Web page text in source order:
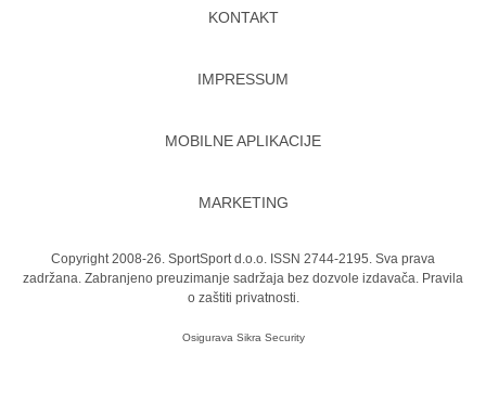
KONTAKT
IMPRESSUM
MOBILNE APLIKACIJE
MARKETING
Copyright 2008-26. SportSport d.o.o. ISSN 2744-2195. Sva prava
zadržana. Zabranjeno preuzimanje sadržaja bez dozvole izdavača. Pravila
o zaštiti privatnosti.
Osigurava Sikra Security